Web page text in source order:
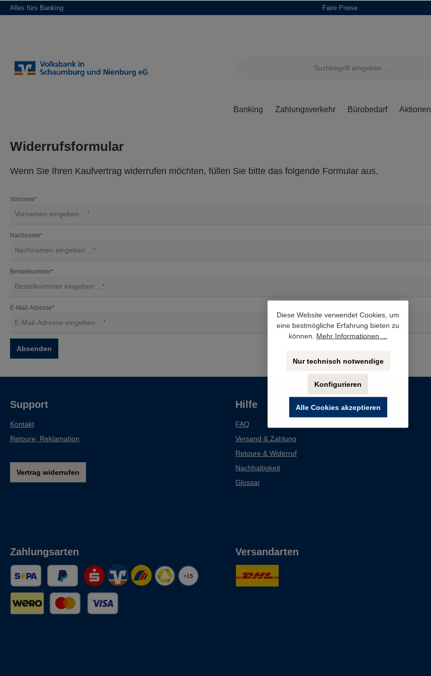
Zur Hauptnavigation springen
Alles fürs Banking Faire Preise
Banking Zahlungsverkehr Bürobedarf Aktionen
Widerrufsformular
Wenn Sie Ihren Kaufvertrag widerrufen möchten, füllen Sie bitte das folgende Formular aus.
Vorname*
Nachname*
Bestellnummer*
E-Mail-Adresse*
Absenden
Support
Kontakt
Retoure, Reklamation
Vertrag widerrufen
Hilfe
FAQ
Versand & Zahlung
Retoure & Widerruf
Nachhaltigkeit
Glossar
Zahlungsarten Versandarten
Diese Website verwendet Cookies, um
eine bestmögliche Erfahrung bieten zu
können. Mehr Informationen ...
Nur technisch notwendige
Konfigurieren
Alle Cookies akzeptieren